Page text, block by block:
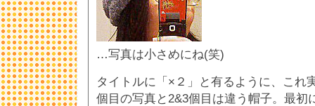
…写真は小さめにね(笑)
タイトルに「×２」と有るように、これ
個目の写真と2&3個目は違う帽子。最初